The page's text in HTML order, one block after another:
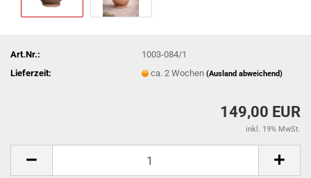
Art.Nr.:
1003-084/1
Lieferzeit:
ca. 2 Wochen(Ausland abweichend)
149,00 EUR
inkl. 19% MwSt.